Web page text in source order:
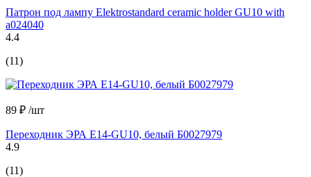
Патрон под лампу Elektrostandard ceramic holder GU10 with
a024040
4.4
(11)
89 ₽ /шт
Переходник ЭРА E14-GU10, белый Б0027979
4.9
(11)